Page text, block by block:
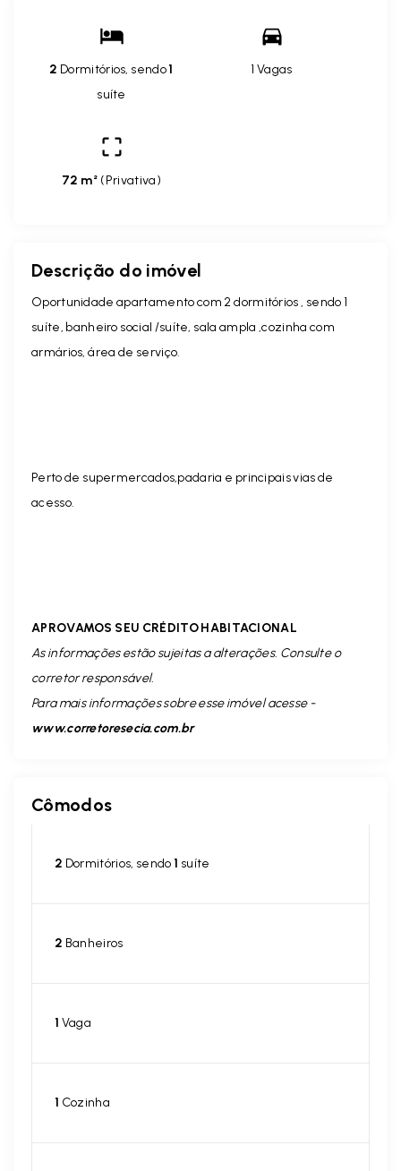
2 Dormitórios, sendo1
suíte
1 Vagas
72 m² (Privativa)
Descrição do imóvel
Oportunidade apartamento com 2 dormitórios , sendo 1
suíte, banheiro social /suíte, sala ampla ,cozinha com
armários, área de serviço.
Perto de supermercados,padaria e principais vias de
acesso.
APROVAMOS SEU CRÉDITO HABITACIONAL
As informações estão sujeitas a alterações. Consulte o
corretor responsável.
Para mais informações sobre esse imóvel acesse -
www.corretoresecia.com.br
Cômodos
2 Dormitórios, sendo1 suíte
2 Banheiros
1 Vaga
1 Cozinha